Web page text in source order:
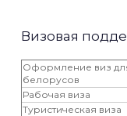
Визовая
Оформление виз
белорусов
Рабочая виза
Туристическая виза